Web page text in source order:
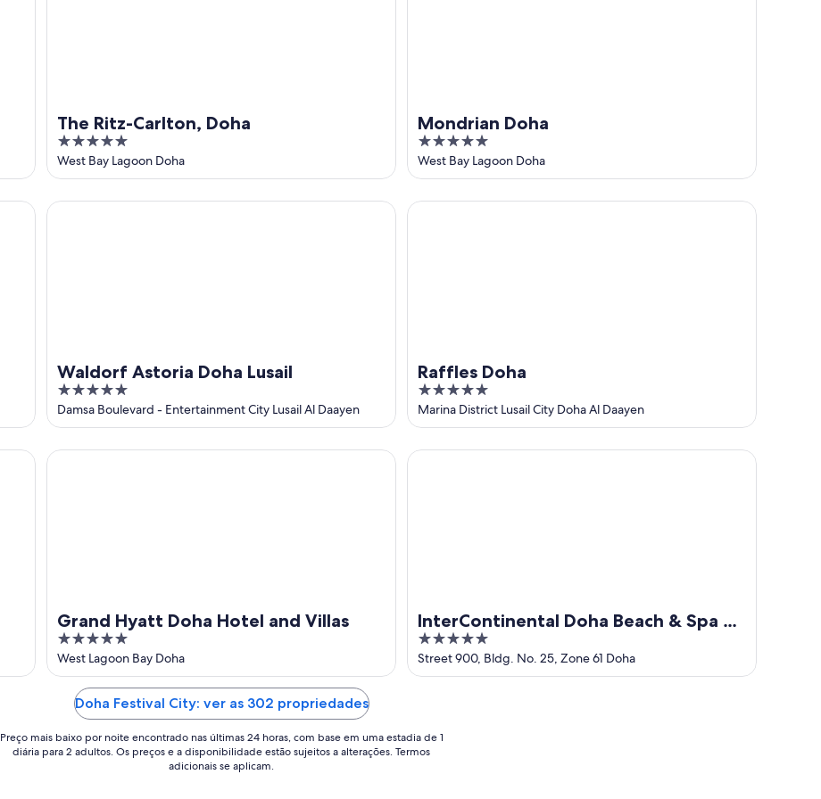
The Ritz-Carlton, Doha
5
out
of
5
West Bay Lagoon Doha
Mondrian Doha
5
out
of
5
West Bay Lagoon Doha
Waldorf Astoria Doha Lusail
5
out
of
5
Damsa Boulevard - Entertainment City Lusail Al Daayen
Waldorf Astoria Doha Lusail
Raffles Doha
5
out
of
5
Marina District Lusail City Doha Al Daayen
Raffles Doha
Grand Hyatt Doha Hotel and Villas
5
out
of
West Lagoon Bay Doha
Grand Hyatt Doha Hotel and Villas
InterContinental Doha Beach & Spa by
IHG
5
out
of
Street 900, Bldg. No. 25, Zone 61 Doha
InterContinental Doha Beach & Spa by IHG
Doha Festival City: ver as 302 propriedades
Preço mais baixo por noite encontrado nas últimas 24 horas, com base em uma estadia de 1
diária para 2 adultos. Os preços e a disponibilidade estão sujeitos a alterações. Termos
adicionais se aplicam.